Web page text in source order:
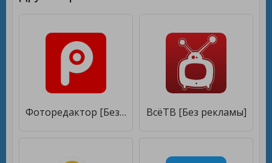
Фоторедактор [Без рекламы] ВсёТВ [Без рекламы]